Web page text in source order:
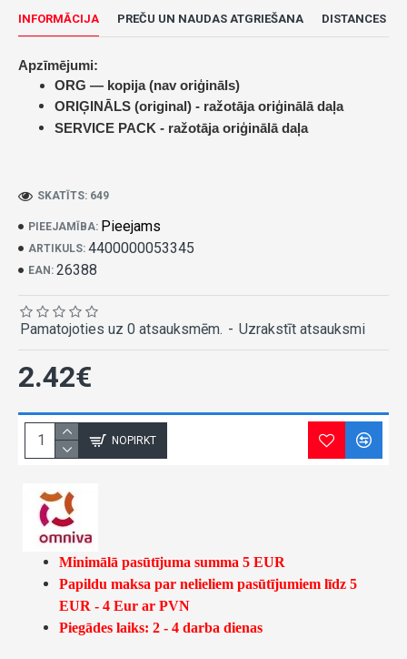
INFORMĀCIJA PREČU UN NAUDAS ATGRIEŠANA DISTANCES
Apzīmējumi:
ORG — kopija (nav oriģināls)
ORIĢINĀLS (original) - ražotāja oriģinālā daļa
SERVICE PACK - ražotāja oriģinālā daļa
PIEEJAMĪBA: Pieejams
ARTIKULS: 4400000053345
EAN: 26388
SKATĪTS: 649
Pamatojoties uz 0 atsauksmēm. - Uzrakstīt atsauksmi
2.42€
NOPIRKT
Minimālā pasūtījuma summa 5 EUR
Papildu maksa par nelieliem pasūtījumiem līdz 5
EUR - 4 Eur ar PVN
Piegādes laiks: 2 - 4 darba dienas